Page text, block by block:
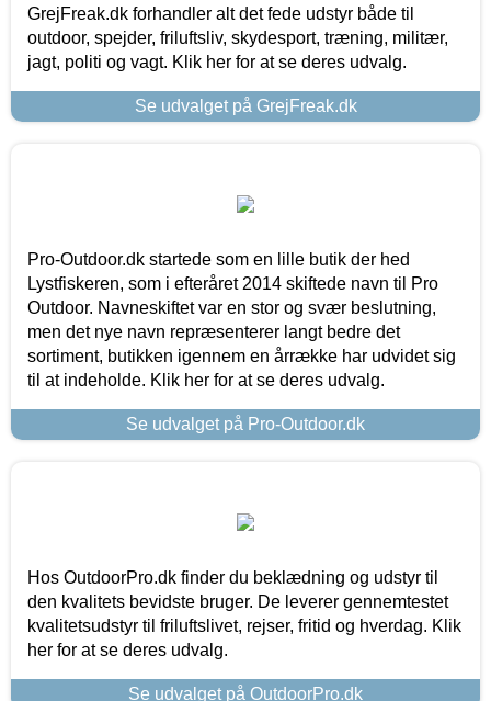
GrejFreak.dk forhandler alt det fede udstyr både til
outdoor, spejder, friluftsliv, skydesport, træning, militær,
jagt, politi og vagt. Klik her for at se deres udvalg.
Se udvalget på GrejFreak.dk
Pro-Outdoor.dk startede som en lille butik der hed
Lystfiskeren, som i efteråret 2014 skiftede navn til Pro
Outdoor. Navneskiftet var en stor og svær beslutning,
men det nye navn repræsenterer langt bedre det
sortiment, butikken igennem en årrække har udvidet sig
til at indeholde. Klik her for at se deres udvalg.
Se udvalget på Pro-Outdoor.dk
Hos OutdoorPro.dk finder du beklædning og udstyr til
den kvalitets bevidste bruger. De leverer gennemtestet
kvalitetsudstyr til friluftslivet, rejser, fritid og hverdag. Klik
her for at se deres udvalg.
Se udvalget på OutdoorPro.dk